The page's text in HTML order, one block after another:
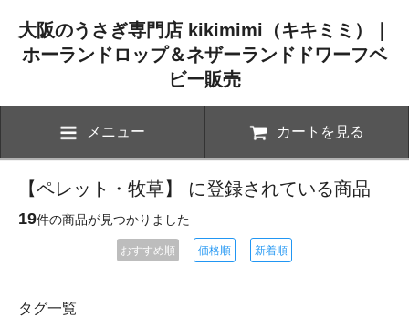
大阪のうさぎ専門店 kikimimi（キキミミ）｜
ホーランドロップ＆ネザーランドドワーフベ
ビー販売
メニュー カートを見る
【ペレット・牧草】 に登録されている商品
19件の商品が見つかりました
おすすめ順 価格順 新着順
タグ一覧